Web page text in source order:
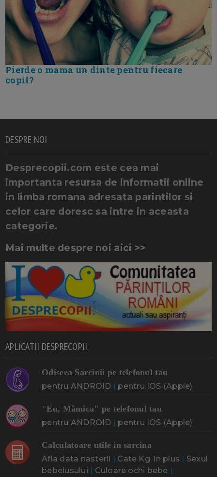
Pierde o mama un dinte pentru fiecare
copil?
DESPRE NOI
Desprecopii.com este cea mai
importanta resursa de informatii online
in limba romana adresata parintilor si
celor care doresc sa intre in aceasta
categorie.
Mai multe despre noi aici >>
APLICATII DESPRECOPII
Odiseea Sarcinii pe telefonul tau
pentru ANDROID | pentru IOS (Apple)
"Eu, Mămica" pe telefonul tau
pentru ANDROID | pentru IOS (Apple)
Calculatoare utile in sarcina
Afla data nasterii | Cate Kg. in plus | Sexul
bebelusului | Culoare ochi bebe |